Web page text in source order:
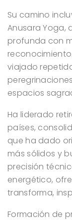
Su camino
Anusara Yoga,
profunda con
viajado
espacios
Ha liderado
países,
que ha dado
más sólidos y
precisión
energético,
transforma,
Formación de